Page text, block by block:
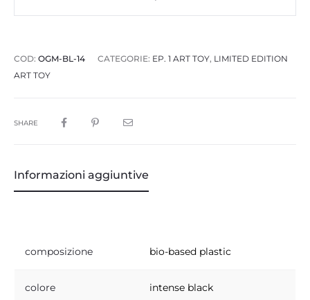
COD: OGM-BL-14 CATEGORIE: EP. 1 ART TOY, LIMITED EDITION
ART TOY
SHARE
Informazioni aggiuntive
composizione bio-based plastic
colore intense black